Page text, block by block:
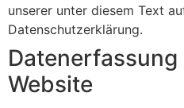
unserer unter diesem Text
Datenschutzerklärung.
Website